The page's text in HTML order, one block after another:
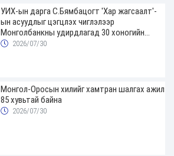
УИХ-ын дарга С.Бямбацогт 'Хар жагсаалт'-
ын асуудлыг цэгцлэх чиглэлээр
Монголбанкны удирдлагад 30 хоногийн
хугацаатай үүрэг өглөө
2026/07/30
Монгол-Оросын хилийг хамтран шалгах ажил
85 хувьтай байна
2026/07/30